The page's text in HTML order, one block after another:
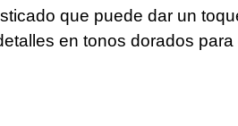
que puede dar un
en tonos dorados